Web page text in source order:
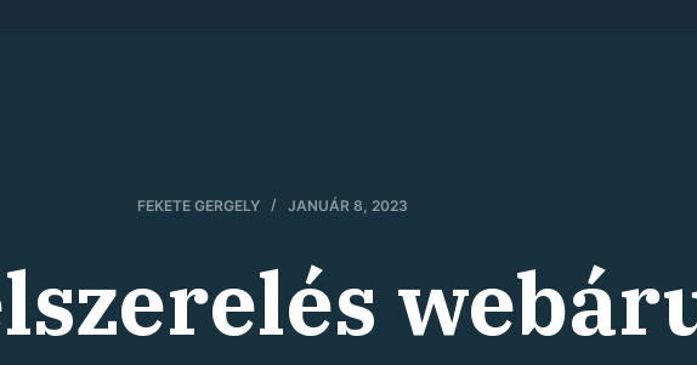
FEKETE GERGELY JANUÁR 8, 2023